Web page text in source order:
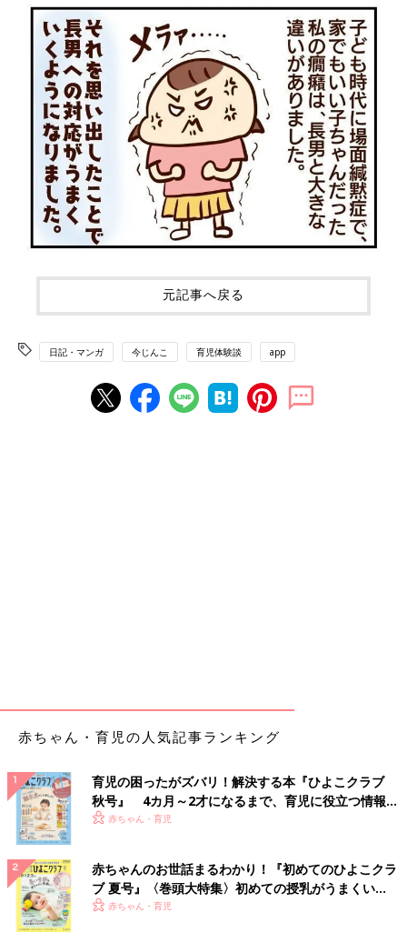
元記事へ戻る
日記・マンガ 今じんこ 育児体験談 app
赤ちゃん・育児の人気記事ランキング
育児の困ったがズバリ！解決する本『ひよこクラブ
秋号』 4カ月～2才になるまで、育児に役立つ情報が
いっぱい！
赤ちゃん・育児
赤ちゃんのお世話まるわかり！『初めてのひよこクラ
ブ 夏号』〈巻頭大特集〉初めての授乳がうまくい
く！ おっぱい・ミルクの基本と夏のトラブル 解決テ
赤ちゃん・育児